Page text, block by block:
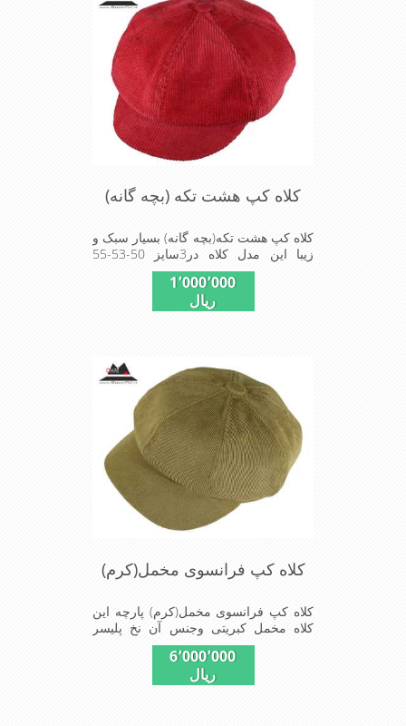
کلاه کپ هشت تکه (بچه گانه)
کلاه کپ هشت تکه(بچه گانه) بسیار سبک و
زیبا این مدل کلاه در3سایز 50-53-55
موجود است
1٬000٬000
ریال
کلاه کپ فرانسوی مخمل(کرم)
کلاه کپ فرانسوی مخمل(کرم) پارچه این
کلاه مخمل کبریتی وجنس آن نخ پلیسر
است داخل کلاه آستر مشکی تترون دوخته
شده تا کلاه تنفسی بهتر داشته باشد این
مدل فری سایز است باکشی که پشت کلاه
6٬000٬000
ریال